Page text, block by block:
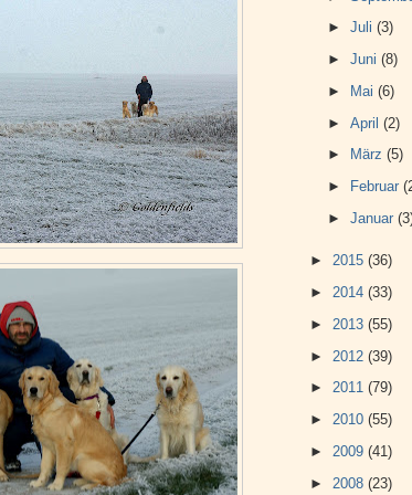
► Juli (3)
► Juni (8)
►
Mai (6)
► April (2)
►
März (5)
►
Februar
► Januar
► 2015 (36)
► 2014 (33)
► 2013 (55)
► 2012 (39)
► 2011 (79)
► 2010 (55)
► 2009 (41)
► 2008 (23)